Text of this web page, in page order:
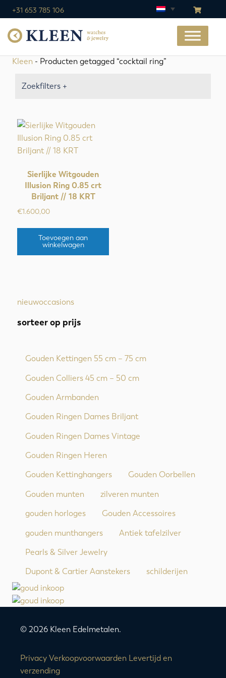
+31 653 785 106
Kleen - Producten getagged “cocktail ring”
nieuwoccasions
sorteer op prijs
Gouden Kettingen 55 cm – 75 cm
Gouden Colliers 45 cm – 50 cm
Gouden Armbanden
Gouden Ringen Dames Briljant
Gouden Ringen Dames Vintage
Gouden Ringen Heren
Gouden Kettinghangers Gouden Oorbellen
Gouden munten zilveren munten
gouden horloges Gouden Accessoires
gouden munthangers Antiek tafelzilver
Pearls & Silver Jewelry
Dupont & Cartier Aanstekers schilderijen
Zoekfilters +
Sierlijke Witgouden
Illusion Ring 0.85 crt
Briljant // 18 KRT
€1.600,00
Toevoegen aan
winkelwagen
© 2026 Kleen Edelmetalen.
Privacy Verkoopvoorwaarden Levertijd en
verzending